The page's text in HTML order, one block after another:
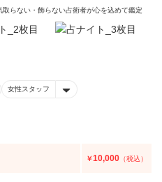
らない・飾らない占術者が心を込めて鑑定
女性スタッフ
￥10,000 （税込）